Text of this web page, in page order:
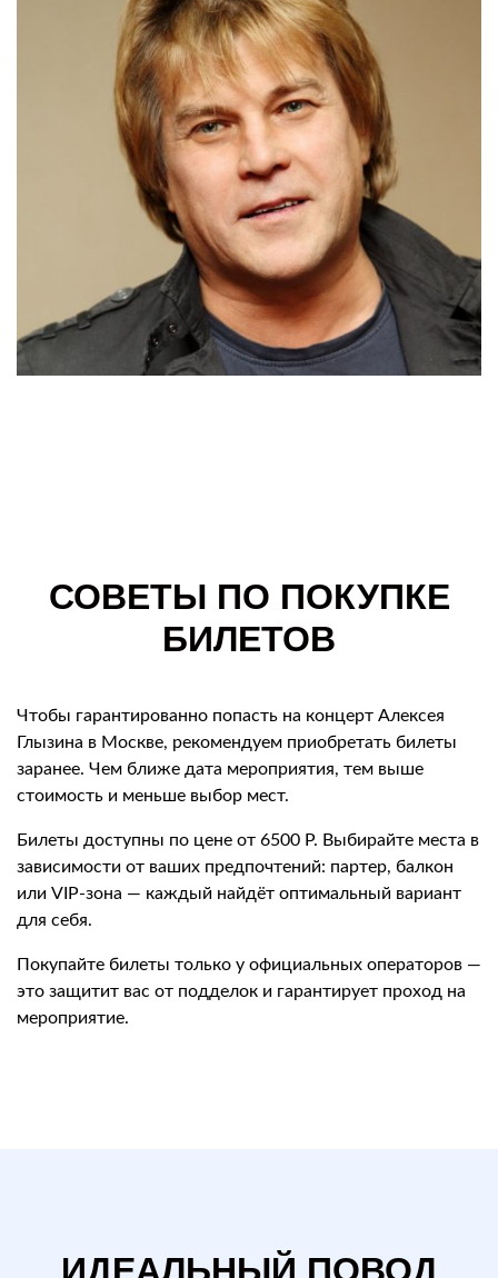
СОВЕТЫ ПО ПОКУПКЕ
БИЛЕТОВ
Чтобы гарантированно попасть на концерт Алексея
Глызина в Москве, рекомендуем приобретать билеты
заранее. Чем ближе дата мероприятия, тем выше
стоимость и меньше выбор мест.
Билеты доступны по цене от 6500 Р. Выбирайте места в
зависимости от ваших предпочтений: партер, балкон
или VIP-зона — каждый найдёт оптимальный вариант
для себя.
Покупайте билеты только у официальных операторов —
это защитит вас от подделок и гарантирует проход на
мероприятие.